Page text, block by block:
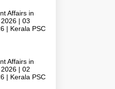
Affairs in
| 03
| Kerala PSC
Affairs in
| 02
| Kerala PSC